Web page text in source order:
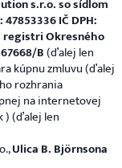
s.r.o. so sídlom
IČ DPH:
registri Okresného
B(ďalej len
kúpnu zmluvu (ďalej
rozhrania
na internetovej
) (ďalej len
Ulica B. Björnsona